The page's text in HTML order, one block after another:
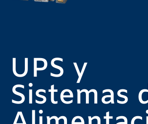
UPS y
Sistemas